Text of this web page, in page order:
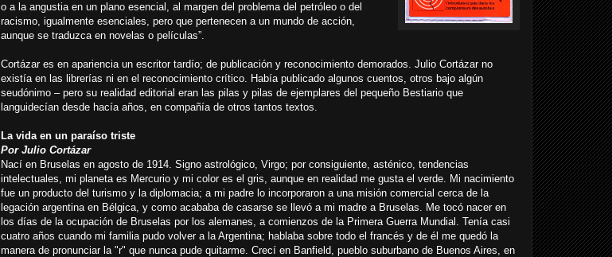
o a la angustia en un plano esencial, al margen del problema del petróleo o del
racismo, igualmente esenciales, pero que pertenecen a un mundo de acción,
aunque se traduzca en novelas o películas”.
Cortázar es en apariencia un escritor tardío; de publicación y reconocimiento demorados. Julio Cortázar no
existía en las librerías ni en el reconocimiento crítico. Había publicado algunos cuentos, otros bajo algún
seudónimo – pero su realidad editorial eran las pilas y pilas de ejemplares del pequeño Bestiario que
languidecían desde hacía años, en compañía de otros tantos textos.
La vida en un paraíso triste
Por Julio Cortázar
Nací en Bruselas en agosto de 1914. Signo astrológico, Virgo; por consiguiente, asténico, tendencias
intelectuales, mi planeta es Mercurio y mi color es el gris, aunque en realidad me gusta el verde. Mi nacimiento
fue un producto del turismo y la diplomacia; a mi padre lo incorporaron a una misión comercial cerca de la
legación argentina en Bélgica, y como acababa de casarse se llevó a mi madre a Bruselas. Me tocó nacer en
los días de la ocupación de Bruselas por los alemanes, a comienzos de la Primera Guerra Mundial. Tenía casi
cuatro años cuando mi familia pudo volver a la Argentina; hablaba sobre todo el francés y de él me quedó la
manera de pronunciar la "r" que nunca pude quitarme. Crecí en Banfield, pueblo suburbano de Buenos Aires, en